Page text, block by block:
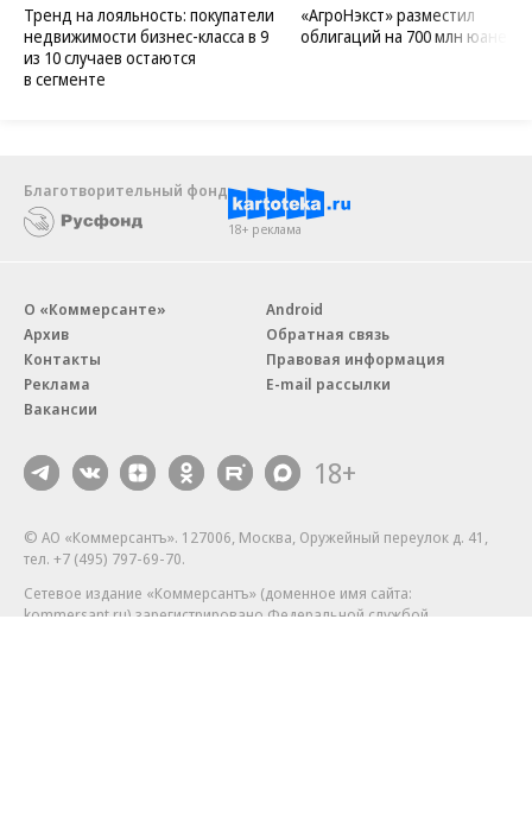
Тренд на лояльность: покупатели
недвижимости бизнес-класса в 9
из 10 случаев остаются
в сегменте
«АгроНэкст» разместил
облигаций на 700 млн юаней
Благотворительный фонд
18+ реклама
О «Коммерсанте»
Архив
Контакты
Реклама
Вакансии
Android
Обратная связь
Правовая информация
E-mail рассылки
18+
© АО «Коммерсантъ». 127006, Москва, Оружейный переулок д. 41,
тел. +7 (495) 797-69-70.
Сетевое издание «Коммерсантъ» (доменное имя сайта:
kommersant.ru) зарегистрировано Федеральной службой